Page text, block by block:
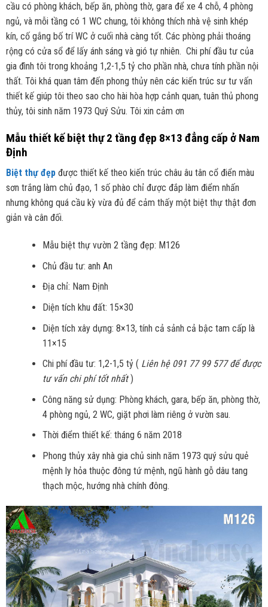
cầu có phòng khách, bếp ăn, phòng thờ, gara để xe 4 chỗ, 4 phòng
ngủ, và mỗi tầng có 1 WC chung, tôi không thích nhà vệ sinh khép
kín, cố gắng bố trí WC ở cuối nhà càng tốt. Các phòng phải thoáng
rộng có cửa sổ để lấy ánh sáng và gió tự nhiên. Chi phí đầu tư của
gia đình tôi trong khoảng 1,2-1,5 tỷ cho phần nhà, chưa tính phần nội
thất. Tôi khá quan tâm đến phong thủy nên các kiến trúc sư tư vấn
thiết kế giúp tôi theo sao cho hài hòa hợp cảnh quan, tuân thủ phong
thủy, tôi sinh năm 1973 Quý Sửu. Tôi xin cảm ơn
Mẫu thiết kế biệt thự 2 tầng đẹp 8×13 đẳng cấp ở Nam
Định
Biệt thự đẹpđược thiết kế theo kiến trúc châu âu tân cổ điển màu
sơn trắng làm chủ đạo, 1 số phào chỉ được đắp làm điểm nhấn
nhưng không quá cầu kỳ vừa đủ để cảm thấy một biệt thự thật đơn
giản và cân đối.
Mẫu biệt thự vườn 2 tầng đẹp: M126
Chủ đầu tư: anh An
Địa chỉ: Nam Định
Diện tích khu đất: 15×30
Diện tích xây dựng: 8×13, tính cả sảnh cả bậc tam cấp là
11×15
Chi phí đầu tư: 1,2-1,5 tỷ ( Liên hệ 091 77 99 577 để được
tư vấn chi phí tốt nhất)
Công năng sử dụng: Phòng khách, gara, bếp ăn, phòng thờ,
4 phòng ngủ, 2 WC, giặt phơi làm riêng ở vườn sau.
Thời điểm thiết kế: tháng 6 năm 2018
Phong thủy xây nhà gia chủ sinh năm 1973 quý sửu quẻ
mệnh ly hỏa thuộc đông tứ mệnh, ngũ hành gỗ dâu tang
thạch mộc, hướng nhà chính đông.